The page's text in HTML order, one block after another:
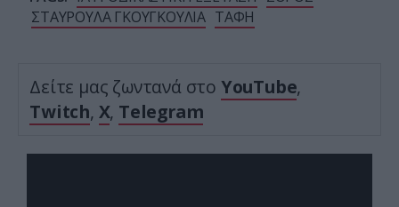
ΣΤΑΥΡΟΥΛΑ ΓΚΟΥΓΚΟΥΛΙΑ ΤΑΦΗ
Δείτε μας ζωντανά στο YouTube,
Twitch, X, Telegram